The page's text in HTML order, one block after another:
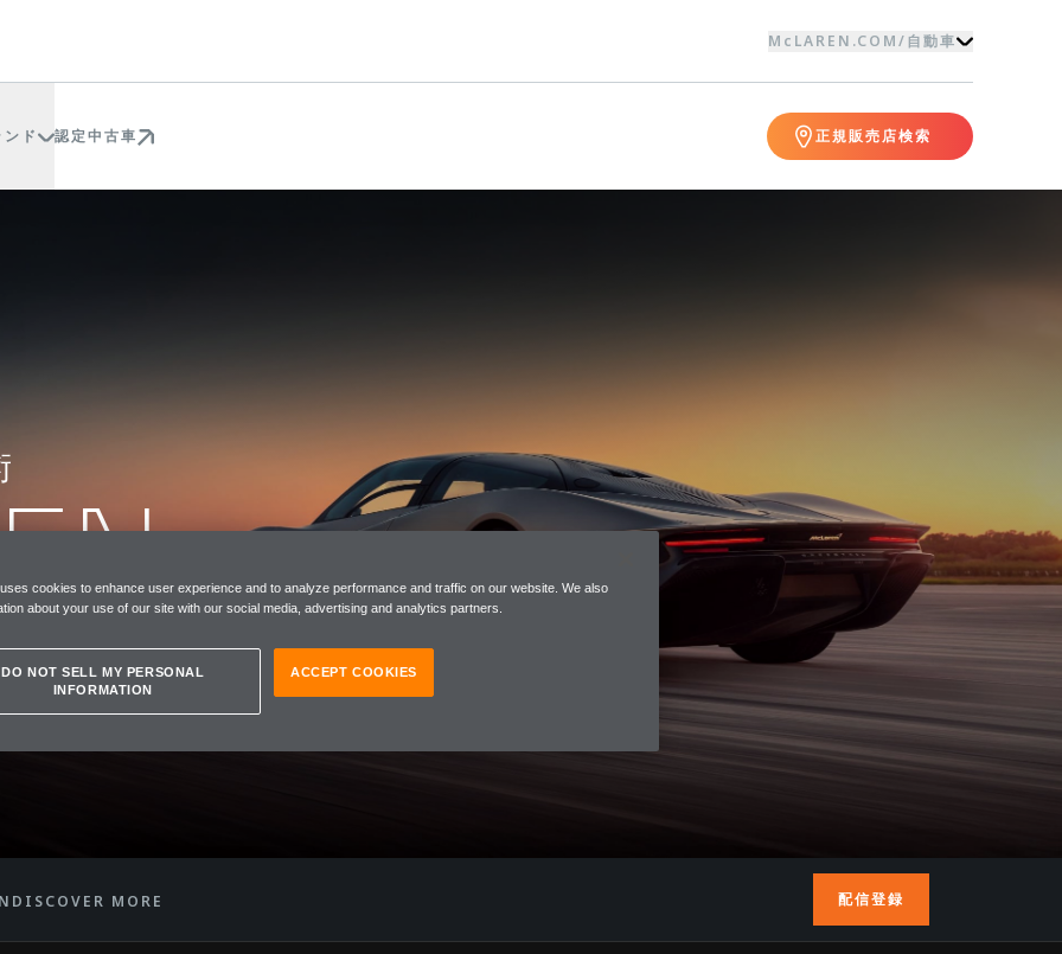
McLAREN.COM/自動車
ド 認定中古車 正規販売店検索
DISCOVER MORE 配信登録
cookies to enhance user experience and to analyze performance and traffic on our website. We also
about your use of our site with our social media, advertising and analytics partners.
DO NOT SELL MY PERSONAL
INFORMATION
ACCEPT COOKIES